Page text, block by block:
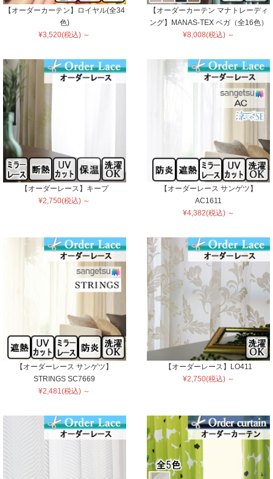
【オーダーカーテン】ロイヤル(全34
色)
¥3,520(税込) ～
【オーダーカーテン マナトレーディ
ング】MANAS-TEX ベガ（全16色）
¥8,008(税込) ～
【オーダーレース】キープ
¥2,750(税込) ～
【オーダーレース サンゲツ】
AC1611
¥4,382(税込) ～
【オーダーレース サンゲツ】
STRINGS SC7669
¥2,481(税込) ～
【オーダーレース】LO411
¥2,750(税込) ～